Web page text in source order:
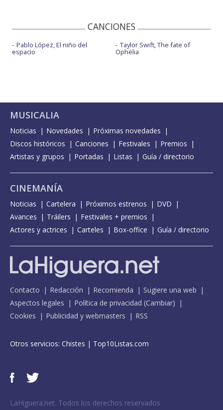
CANCIONES
Pablo López, El niño del
espacio
Taylor Swift, The fate of
Ophelia
MUSICALIA
Noticias Novedades
Próximas novedades
Discos históricos
Canciones Festivales
Premios
Artistas y grupos
Portadas Listas Guía / directorio
CINEMANÍA
Noticias Cartelera Próximos estrenos
DVD
Avances
Tráilers
Festivales + premios
Actores y actrices
Carteles Box-office Guía / directorio
Contacto Redacción Recomienda
Sugiere una web
Aspectos legales
Política de privacidad (Cambiar)
Cookies
Publicidad y webmasters RSS
Otros servicios: Chistes | Top10Listas.com
LaHiguera.net. Todos los derechos reservados